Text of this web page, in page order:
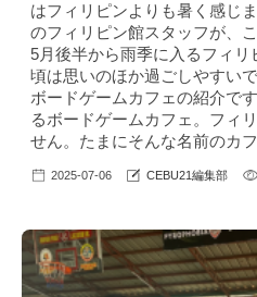
はフィリピンよりも暑く感じ
のフィリピン館スタッフが、
5月後半から雨季に入るフィリ
頃は思いのほか過ごしやすい
ボードゲームカフェの紹介で
るボードゲームカフェ。フィ
せん。たまにそんな名前のカ
2025-07-06 CEBU21編集部